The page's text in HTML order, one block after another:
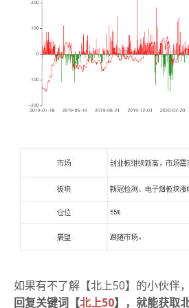
如果有不了解【北上50】的小伙伴，
回复关键词【北上50】，就能获取